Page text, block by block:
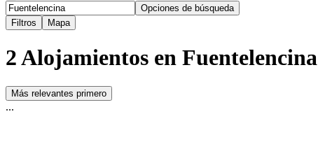
Opciones de búsqueda
Filtros
Mapa
2 Alojamientos en Fuentelencina
Más relevantes primero
...